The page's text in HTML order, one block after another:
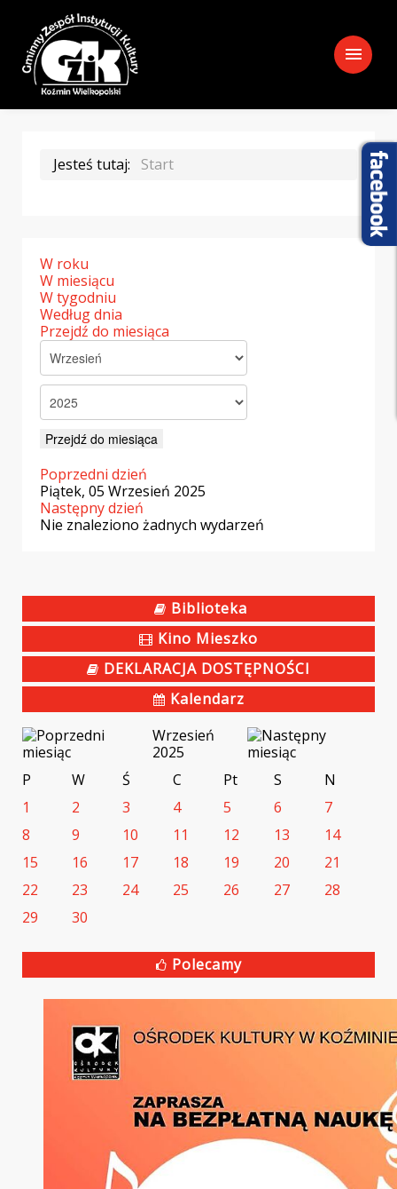
menu
Jesteś tutaj: Start
W roku
W miesiącu
W tygodniu
Według dnia
Przejdź do miesiąca
Przejdź do miesiąca
Poprzedni dzień
Piątek, 05 Wrzesień 2025
Następny dzień
Nie znaleziono żadnych wydarzeń
Biblioteka
Kino Mieszko
DEKLARACJA DOSTĘPNOŚCI
Kalendarz
Wrzesień
2025
P
W Ś C Pt S
N
1
2 3 4 5 6
7
8
9 10 11 12 13
14
15
16 17 18 19 20
21
22
23 24 25 26 27
28
29
30
Polecamy